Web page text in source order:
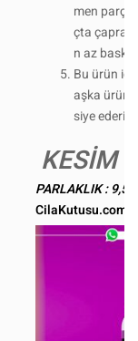
men
çta çapraz
n az baskı
Bu ürün
aşka
siye
KESİM
PARLAKLIK : 9,5
CilaKutusu.com -